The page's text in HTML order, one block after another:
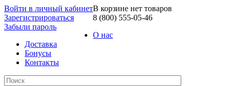
Войти в личный кабинет
Зарегистрироваться
Забыли пароль
В корзине нет товаров
8 (800) 555-05-46
О нас
Доставка
Бонусы
Контакты